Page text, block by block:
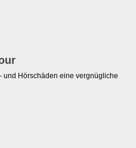
und Hörschäden eine vergnügliche